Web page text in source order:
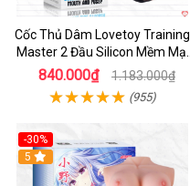
Cốc Thủ Dâm Lovetoy Training
Master 2 Đầu Silicon Mềm Mại
Tiện Lợi
840.000₫ 1.183.000₫
(955)
-30%
Hot
5